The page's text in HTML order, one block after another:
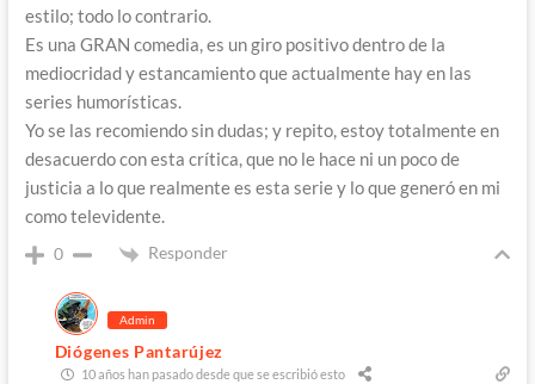
estilo; todo lo contrario.
Es una GRAN comedia, es un giro positivo dentro de la
mediocridad y estancamiento que actualmente hay en las
series humorísticas.
Yo se las recomiendo sin dudas; y repito, estoy totalmente en
desacuerdo con esta crítica, que no le hace ni un poco de
justicia a lo que realmente es esta serie y lo que generó en mi
como televidente.
0 Responder
Admin
Diógenes Pantarújez
10 años han pasado desde que se escribió esto